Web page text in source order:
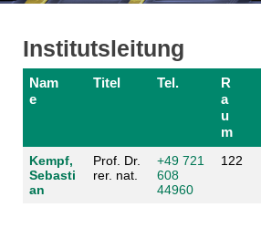
Institutsleitung
Nam
e
Titel Tel.
R
a
u
m
Kempf,
Sebasti
an
Prof. Dr.
rer. nat.
+49 721
608
44960
122